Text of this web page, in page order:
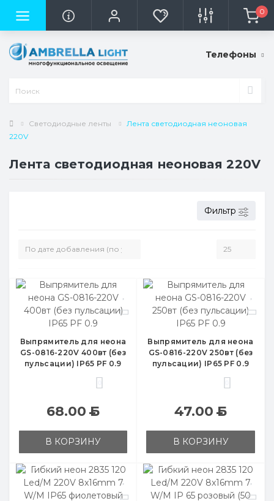
0
Телефоны
Светодиодные ленты
Лента светодиодная неоновая
220V
Лента светодиодная неоновая 220V
Фильтр
Выпрямитель для неона
GS-0816-220V 400вт (без
пульсации) IP65 PF 0.9
68.00Б
В КОРЗИНУ
Выпрямитель для неона
GS-0816-220V 250вт (без
пульсации) IP65 PF 0.9
47.00Б
В КОРЗИНУ